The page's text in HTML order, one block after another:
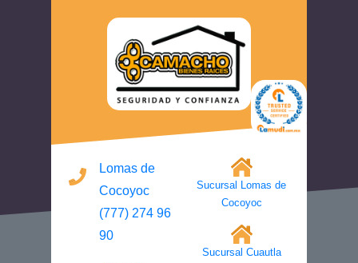
Lomas de
Cocoyoc
(777) 274 96
90
Sucursal Lomas de
Cocoyoc
Sucursal Cuautla